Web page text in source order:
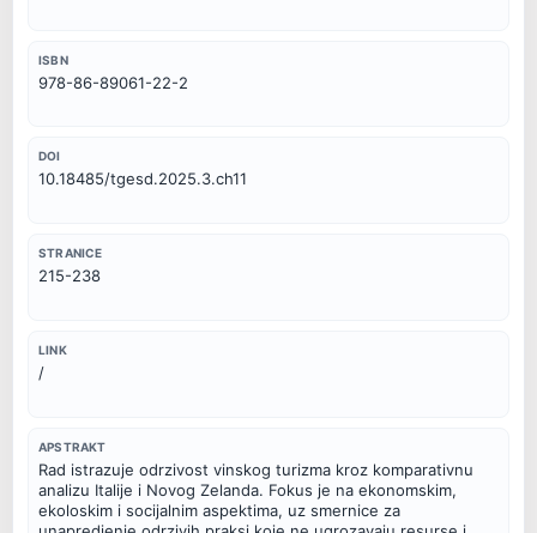
ISBN
978-86-89061-22-2
DOI
10.18485/tgesd.2025.3.ch11
STRANICE
215-238
LINK
/
APSTRAKT
Rad istrazuje odrzivost vinskog turizma kroz komparativnu
analizu Italije i Novog Zelanda. Fokus je na ekonomskim,
ekoloskim i socijalnim aspektima, uz smernice za